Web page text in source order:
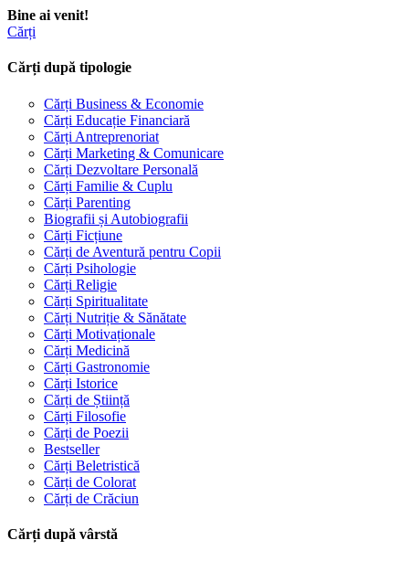
Bine ai venit!
Cărți
Cărți după tipologie
Cărți Business & Economie
Cărți Educație Financiară
Cărți Antreprenoriat
Cărți Marketing & Comunicare
Cărți Dezvoltare Personală
Cărți Familie & Cuplu
Cărți Parenting
Biografii și Autobiografii
Cărți Ficțiune
Cărți de Aventură pentru Copii
Cărți Psihologie
Cărți Religie
Cărți Spiritualitate
Cărți Nutriție & Sănătate
Cărți Motivaționale
Cărți Medicină
Cărți Gastronomie
Cărți Istorice
Cărți de Știință
Cărți Filosofie
Cărți de Poezii
Bestseller
Cărți Beletristică
Cărți de Colorat
Cărți de Crăciun
Cărți după vârstă